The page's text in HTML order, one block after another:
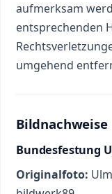
aufmerksam
entsprechenden
umgehend
Bildnachweise
Bundesfestung
Originalfoto: